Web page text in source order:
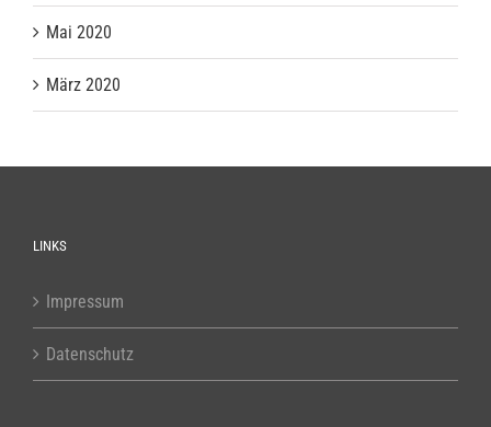
Mai 2020
März 2020
LINKS
Impressum
Datenschutz